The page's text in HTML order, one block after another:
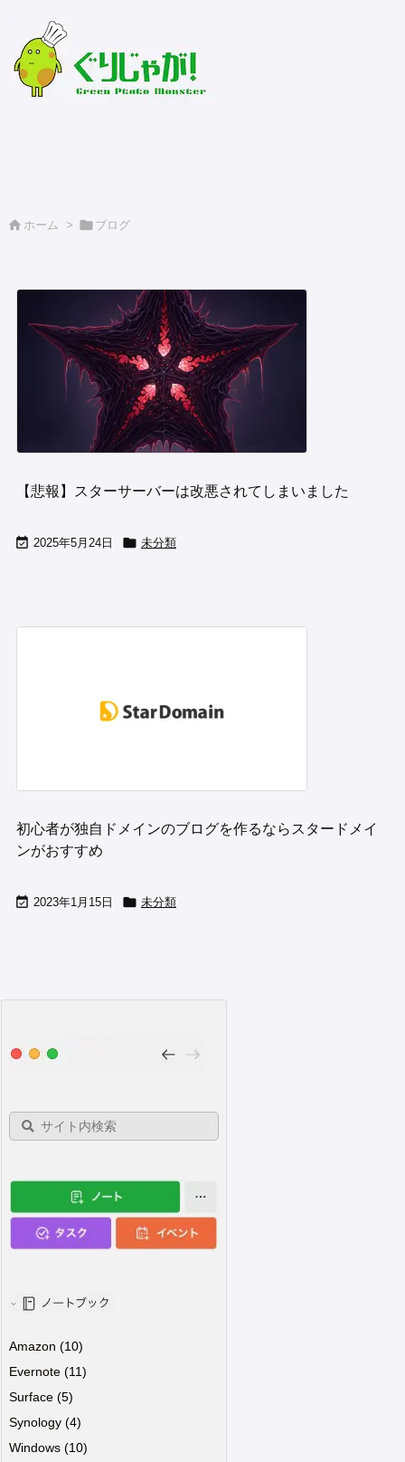
 ホーム >  ブログ
【悲報】スターサーバーは改悪されてしまいました
 2025年5月24日  未分類
初心者が独自ドメインのブログを作るならスタードメイ
ンがおすすめ
 2023年1月15日  未分類
Amazon (10)
Evernote (11)
Surface (5)
Synology (4)
Windows (10)